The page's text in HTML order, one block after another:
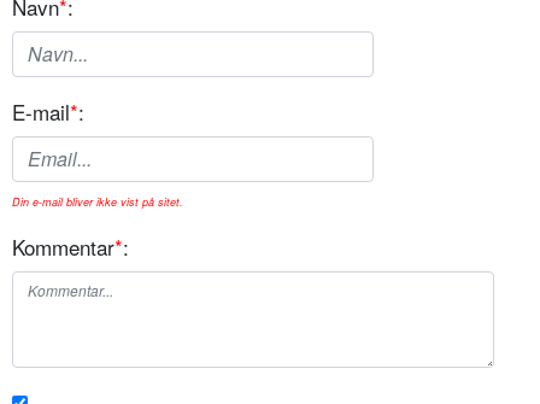
Navn*:
E-mail*:
Din e-mail bliver ikke vist på sitet.
Kommentar*: